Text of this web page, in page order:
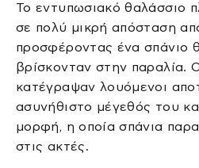
Το εντυπωσιακό θαλάσσιο
σε πολύ μικρή απόσταση
προσφέροντας ένα σπάνιο
βρίσκονταν στην παραλία.
κατέγραψαν λουόμενοι
ασυνήθιστο μέγεθός του
μορφή, η οποία σπάνια
στις ακτές.